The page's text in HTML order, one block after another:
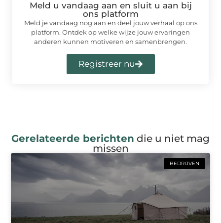
Meld u vandaag aan en sluit u aan bij
ons platform
Meld je vandaag nog aan en deel jouw verhaal op ons
platform. Ontdek op welke wijze jouw ervaringen
anderen kunnen motiveren en samenbrengen.
Registreer nu
Gerelateerde berichten die u niet mag
missen
BEDRIJVEN